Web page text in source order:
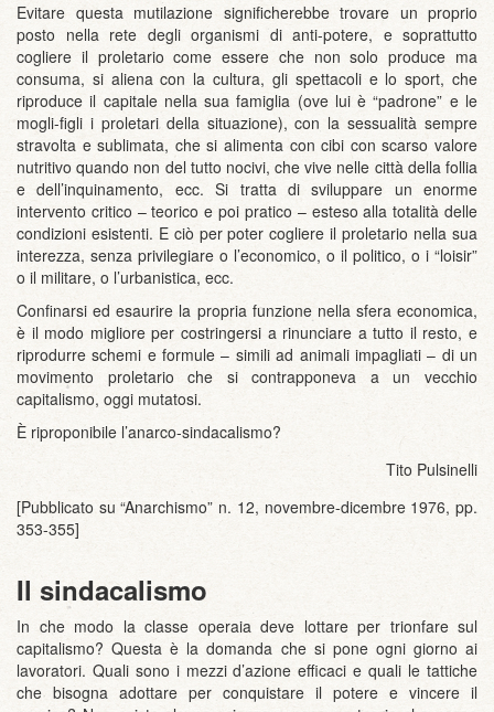
Evitare questa mutilazione significherebbe trovare un proprio
posto nella rete degli organismi di anti-potere, e soprattutto
cogliere il proletario come essere che non solo produce ma
consuma, si aliena con la cultura, gli spettacoli e lo sport, che
riproduce il capitale nella sua famiglia (ove lui è “padrone” e le
mogli-figli i proletari della situazione), con la sessualità sempre
stravolta e sublimata, che si alimenta con cibi con scarso valore
nutritivo quando non del tutto nocivi, che vive nelle città della follia
e dell’inquinamento, ecc. Si tratta di sviluppare un enorme
intervento critico – teorico e poi pratico – esteso alla totalità delle
condizioni esistenti. E ciò per poter cogliere il proletario nella sua
interezza, senza privilegiare o l’economico, o il politico, o i “loisir”
o il militare, o l’urbanistica, ecc.
Confinarsi ed esaurire la propria funzione nella sfera economica,
è il modo migliore per costringersi a rinunciare a tutto il resto, e
riprodurre schemi e formule – simili ad animali impagliati – di un
movimento proletario che si contrapponeva a un vecchio
capitalismo, oggi mutatosi.
È riproponibile l’anarco-sindacalismo?
Tito Pulsinelli
[Pubblicato su “Anarchismo” n. 12, novembre-dicembre 1976, pp.
353-355]
Il sindacalismo
In che modo la classe operaia deve lottare per trionfare sul
capitalismo? Questa è la domanda che si pone ogni giorno ai
lavoratori. Quali sono i mezzi d’azione efficaci e quali le tattiche
che bisogna adottare per conquistare il potere e vincere il